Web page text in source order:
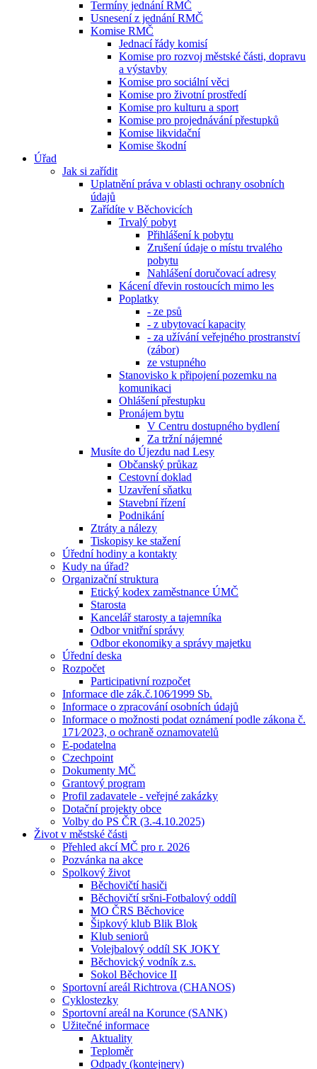
Termíny jednání RMČ
Usnesení z jednání RMČ
Komise RMČ
Jednací řády komisí
Komise pro rozvoj městské části, dopravu
a výstavby
Komise pro sociální věci
Komise pro životní prostředí
Komise pro kulturu a sport
Komise pro projednávání přestupků
Komise likvidační
Komise škodní
Úřad
Jak si zařídit
Uplatnění práva v oblasti ochrany osobních
údajů
Zařídíte v Běchovicích
Trvalý pobyt
Přihlášení k pobytu
Zrušení údaje o místu trvalého
pobytu
Nahlášení doručovací adresy
Kácení dřevin rostoucích mimo les
Poplatky
- ze psů
- z ubytovací kapacity
- za užívání veřejného prostranství
(zábor)
ze vstupného
Stanovisko k připojení pozemku na
komunikaci
Ohlášení přestupku
Pronájem bytu
V Centru dostupného bydlení
Za tržní nájemné
Musíte do Újezdu nad Lesy
Občanský průkaz
Cestovní doklad
Uzavření sňatku
Stavební řízení
Podnikání
Ztráty a nálezy
Tiskopisy ke stažení
Úřední hodiny a kontakty
Kudy na úřad?
Organizační struktura
Etický kodex zaměstnance ÚMČ
Starosta
Kancelář starosty a tajemníka
Odbor vnitřní správy
Odbor ekonomiky a správy majetku
Úřední deska
Rozpočet
Participativní rozpočet
Informace dle zák.č.106⁄1999 Sb.
Informace o zpracování osobních údajů
Informace o možnosti podat oznámení podle zákona č.
171⁄2023, o ochraně oznamovatelů
E-podatelna
Czechpoint
Dokumenty MČ
Grantový program
Profil zadavatele - veřejné zakázky
Dotační projekty obce
Volby do PS ČR (3.-4.10.2025)
Život v městské části
Přehled akcí MČ pro r. 2026
Pozvánka na akce
Spolkový život
Běchovičtí hasiči
Běchovičtí sršni-Fotbalový oddíl
MO ČRS Běchovice
Šipkový klub Blik Blok
Klub seniorů
Volejbalový oddíl SK JOKY
Běchovický vodník z.s.
Sokol Běchovice II
Sportovní areál Richtrova (CHANOS)
Cyklostezky
Sportovní areál na Korunce (SANK)
Užitečné informace
Aktuality
Teploměr
Odpady (kontejnery)